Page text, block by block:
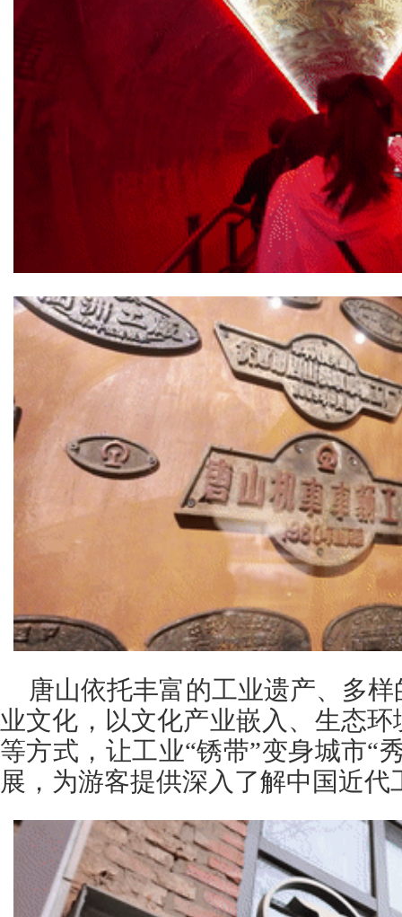
唐山依托丰富的工业遗产、多
业文化，以文化产业嵌入、生态
等方式，让工业“锈带”变身城市“
展，为游客提供深入了解中国近